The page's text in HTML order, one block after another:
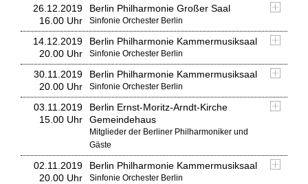
26.12.2019
16.00 Uhr
Berlin Philharmonie Großer Saal
Sinfonie Orchester Berlin
14.12.2019
20.00 Uhr
Berlin Philharmonie Kammermusiksaal
Sinfonie Orchester Berlin
30.11.2019
20.00 Uhr
Berlin Philharmonie Kammermusiksaal
Sinfonie Orchester Berlin
03.11.2019
15.00 Uhr
Berlin Ernst-Moritz-Arndt-Kirche
Gemeindehaus
Mitglieder der Berliner Philharmoniker und
Gäste
02.11.2019
20.00 Uhr
Berlin Philharmonie Kammermusiksaal
Sinfonie Orchester Berlin